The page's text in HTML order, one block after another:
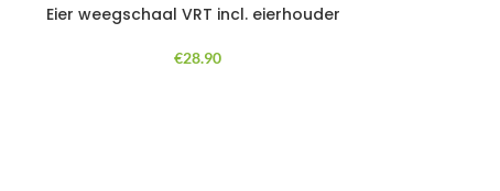
Eier weegschaal VRT incl. eierhouder
€28.90